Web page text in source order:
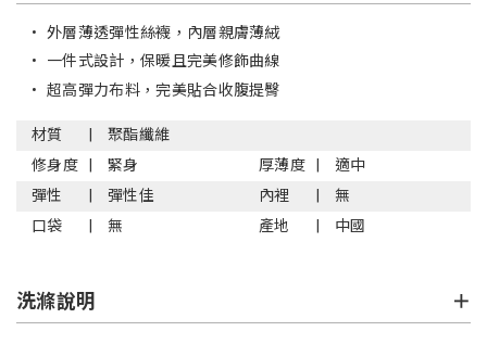
• 外層薄透彈性絲襪，內層親膚薄絨
• 一件式設計，保暖且完美修飾曲線
• 超高彈力布料，完美貼合收腹提臀
材質
聚酯纖維
修身度
緊身 厚薄度
適中
彈性
彈性佳 內裡
無
口袋
無 產地 中國
洗滌說明